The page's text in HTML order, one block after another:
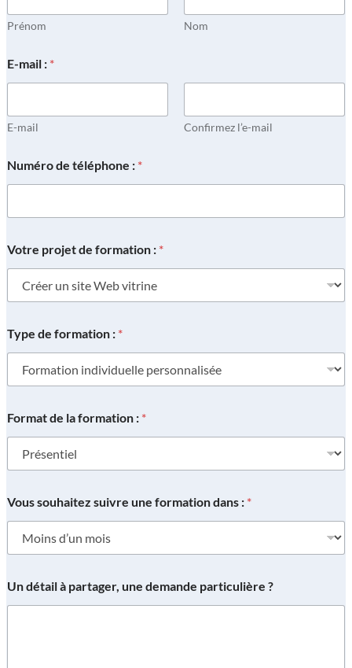
Prénom Nom
E-mail : *
E-mail Confirmez l’e-mail
Numéro de téléphone : *
Votre projet de formation : *
Type de formation : *
Format de la formation : *
Vous souhaitez suivre une formation dans : *
Un détail à partager, une demande particulière ?